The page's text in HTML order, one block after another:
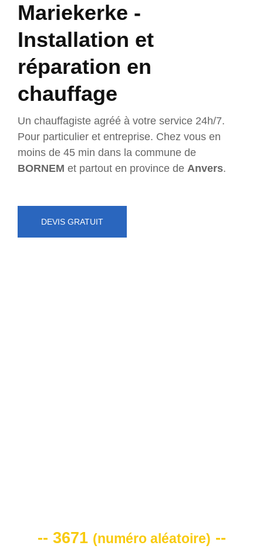
Mariekerke -
Installation et
réparation en
chauffage
Un chauffagiste agréé à votre service 24h/7.
Pour particulier et entreprise. Chez vous en
moins de 45 min dans la commune de
BORNEM et partout en province de Anvers.
DEVIS GRATUIT
-- 3671 (numéro aléatoire) --